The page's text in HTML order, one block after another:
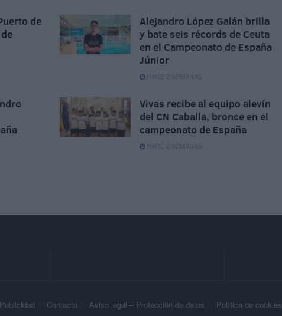
de
Alejandro López Galán brilla
y bate seis récords de Ceuta
en el Campeonato de España
Júnior
HACE 2 SEMANAS
Vivas recibe al equipo alevín
del CN Caballa, bronce en el
campeonato de España
HACE 2 SEMANAS
Publicidad Contacto Aviso legal – Protección de datos Política de cookies